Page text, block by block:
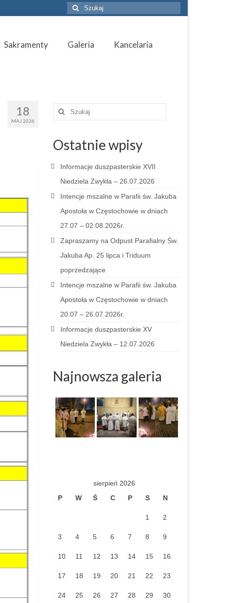
Szuklaj
w:
Sakramenty Galeria
Kancelaria
18
MAJ 2026
Szuklaj
Ostatnie wpisy
Informacje duszpasterskie XVII
Niedziela Zwykła – 26.07.2026
Intencje mszalne w Parafii św. Jakuba
Apostoła w Częstochowie w dniach
27.07 – 02.08.2026r.
Zapraszamy na Odpust Parafialny Św.
Jakuba Ap. 25 lipca i Triduum
poprzedzające
Intencje mszalne w Parafii św. Jakuba
Apostoła w Częstochowie w dniach
20.07 – 26.07.2026r.
Informacje duszpasterskie XV
Niedziela Zwykła – 12.07.2026
Najnowsza galeria
sierpień 2026
P
W Ś C P S N
1 2
3 4 5 6 7 8 9
10 11 12 13 14 15 16
17 18 19 20 21 22 23
24 25 26 27 28 29 30